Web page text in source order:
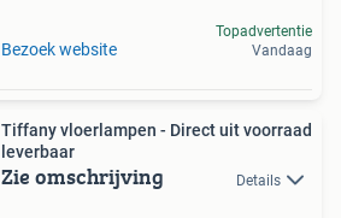
Bezoek website
Topadvertentie
Vandaag
Tiffany vloerlampen - Direct uit voorraad
leverbaar
Zie omschrijving Details